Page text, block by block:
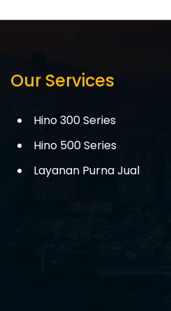
Our Services
Hino 300 Series
Hino 500 Series
Layanan Purna Jual